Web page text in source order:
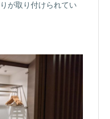
が取り付けられてい